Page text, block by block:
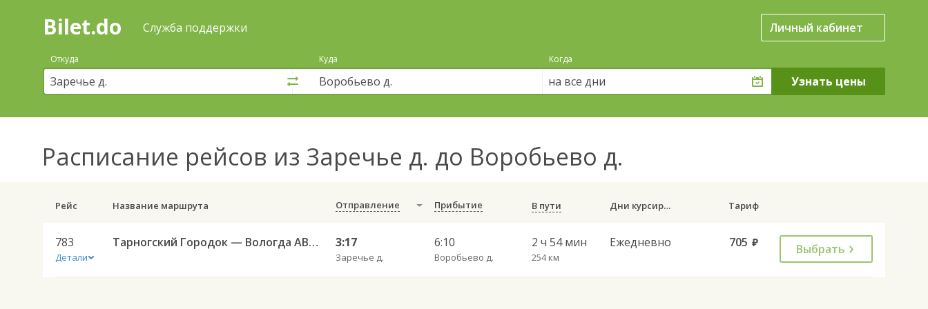
Поиск
покупка
билетов
автобус
онлайн
Bilet.do Служба поддержки Личный кабинет
Откуда Куда Когда
на все дни
Расписание рейсов из Заречье д. до Воробьево д.
Рейс Название маршрута Отправление Прибытие В пути Дни курсирования Тариф
783
Детали
Тарногский Городок — Вологда АВ 783 3:17
Заречье д.
6:10
Воробьево д.
2 ч 54 мин
254 км
Ежедневно 705 руб. Выбрать